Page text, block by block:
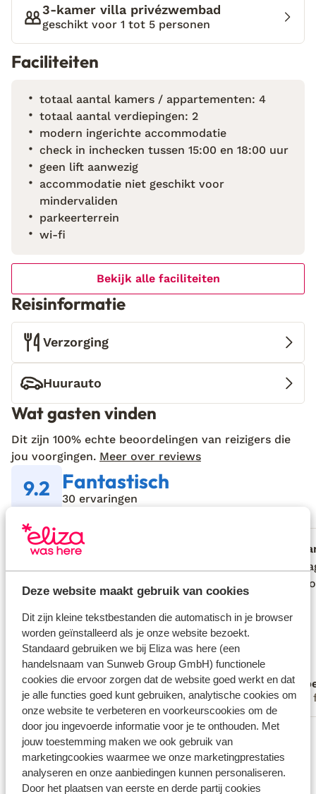
Deze website maakt gebruik van cookies
Dit zijn kleine tekstbestanden die automatisch in je browser
worden geïnstalleerd als je onze website bezoekt.
Standaard gebruiken we bij Eliza was here (een
handelsnaam van Sunweb Group GmbH) functionele
cookies die ervoor zorgen dat de website goed werkt en dat
je alle functies goed kunt gebruiken, analytische cookies om
onze website te verbeteren en voorkeurscookies om de
door jou ingevoerde informatie voor je te onthouden. Met
jouw toestemming maken we ook gebruik van
marketingcookies waarmee we onze marketingprestaties
analyseren en onze aanbiedingen kunnen personaliseren.
Door het plaatsen van eerste en derde partij cookies
en hebben allemaal een prachtig uitzicht. Wat opvalt
is dat de ruimte erg groot is. De villa is uitgerust met
onder andere twee slaapkamers, twee badkamers en
een charmante keuken. Heb je zin in wat meer
het kleine en gezellige dorpje Oud-Chersonissos.
Schuif aan bij een taverna en smul van de
traditionele Griekse keuken.
3-kamer villa privézwembad
geschikt voor 1 tot 5 personen
Faciliteiten
totaal aantal kamers / appartementen: 4
totaal aantal verdiepingen: 2
modern ingerichte accommodatie
check in inchecken tussen 15:00 en 18:00 uur
geen lift aanwezig
accommodatie niet geschikt voor
mindervaliden
parkeerterrein
wi-fi
Bekijk alle faciliteiten
Reisinformatie
Verzorging
Huurauto
Wat gasten vinden
Dit zijn 100% echte beoordelingen van reizigers die
jou voorgingen. Meer over reviews
9.2 Fantastisch
30 ervaringen
9.4 Fantastisch
schoonmaak en schone handoeken. We
hebben het super naar ons zin gehad.
Centrum Oud Chersonissos is 10 minuten
lopen en daar kun je erg lekker eten. En
met de auto kun je vanaf hier het eiland
goed verkennen.
schoonmaak en schone handoeken. We
hebben het super naar ons zin gehad.
Centrum Oud Chersonissos is 10 minuten
lopen en daar kun je erg lekker eten. En
met de auto kun je vanaf hier het eiland
goed verkennen.
Anoniem
Met familie
villa
heel
villa
heel
Met
Bekijk alle 30 ervaringen
Locatie